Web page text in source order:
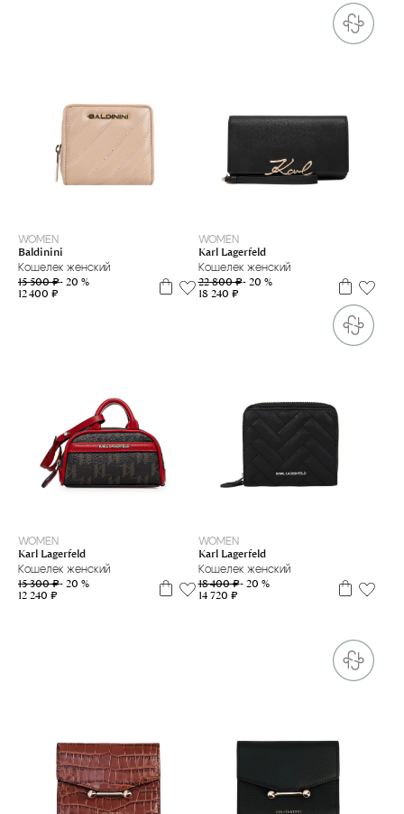
WOMEN
Baldinini
Кошелек женский
15 500 ₽- 20 %
12 400 ₽
WOMEN
Karl Lagerfeld
Кошелек женский
22 800 ₽- 20 %
18 240 ₽
WOMEN
Karl Lagerfeld
Кошелек женский
15 300 ₽- 20 %
12 240 ₽
WOMEN
Karl Lagerfeld
Кошелек женский
18 400 ₽- 20 %
14 720 ₽